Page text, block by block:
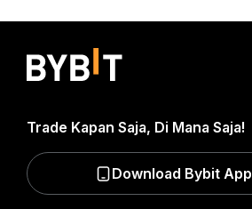
Trade Kapan Saja, Di Mana Saja!
Download Bybit App